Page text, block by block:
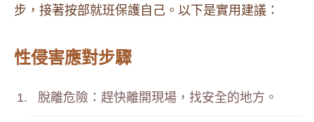
步，接著按部就班保護自己。以下是實用建議：
性侵害應對步驟
脫離危險：趕快離開現場，找安全的地方。